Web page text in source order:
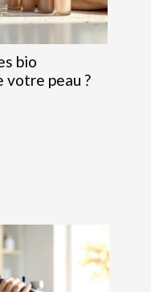
bio
votre peau ?